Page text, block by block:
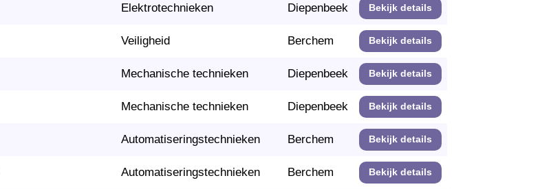
Elektrotechnieken Diepenbeek Bekijk details
Veiligheid Berchem Bekijk details
Mechanische technieken Diepenbeek Bekijk details
Mechanische technieken Diepenbeek Bekijk details
Automatiseringstechnieken Berchem Bekijk details
Automatiseringstechnieken Berchem Bekijk details